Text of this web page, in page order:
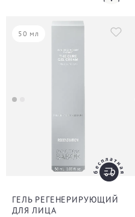
50 мл
ГЕЛЬ РЕГЕНЕРИРУЮЩИЙ
ДЛЯ ЛИЦА